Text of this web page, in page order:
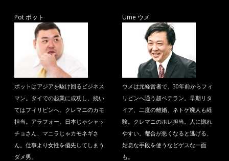
Pot ポット
ポットはアジアを駆け回るビジネス
マン。タイでの起業に成功し、続い
てはフィリピンへ。クレマニのカモ
担当。アラフォー。日本じゃシャッ
チョさん、マニラじゃカモネギさ
ん。仕事より女性を優先してしまう
ダメ男。
Ume ウメ
ウメは元経営者で、30年前からフィ
リピンへ通う超ベテラン。早期リタ
イア、二度の離婚、ネトゲ廃人も経
験。クレマニのホレ担当。人に惚れ
やすい。都合が悪くなると逃げる、
姑息な手段を使うなどゲスな一面
も。